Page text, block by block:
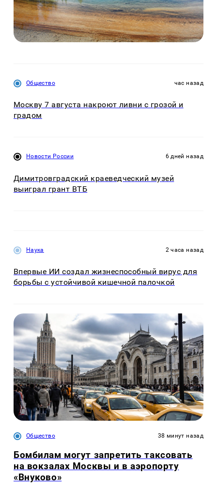
Общество час назад
Москву 7 августа накроют ливни с грозой и
градом
Новости России 6 дней назад
Димитровградский краеведческий музей
выиграл грант ВТБ
Наука 2 часа назад
Впервые ИИ создал жизнеспособный вирус для
борьбы с устойчивой кишечной палочкой
Общество 38 минут назад
Бомбилам могут запретить таксовать
на вокзалах Москвы и в аэропорту
«Внуково»